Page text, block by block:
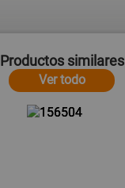
Productos similares
Ver todo